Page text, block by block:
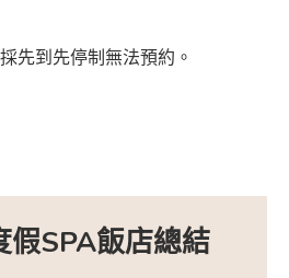
先到先停制無法預約。
SPA飯店總結